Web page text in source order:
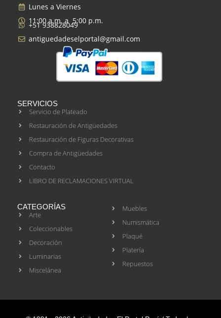
Lunes a Viernes
11:00 a.m. a 5:00 p.m.
+51 938828049
antiguedadeselportal@gmail.com
SERVICIOS
Servicio de Plateado
Restauración de Antigüedades
Restauración de Figuras Decorativas
Compra de Antigüedades
Contacto
LIBRO DE RECLAMACIONES VIRTUAL
CATEGORÍAS
Arte
Coleccionables
Decoración
Luminarias
Miscelánea
Muebles
Numismática
Plaqué
Platería
Repuestos